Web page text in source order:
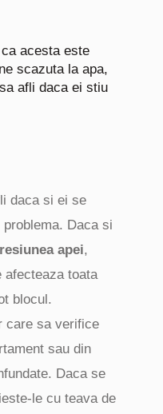
acesta este
scazuta la apa,
afli daca ei stiu
daca si ei se
Daca si
apei,
afecteaza toata
blocul.
care sa verifice
sau din
Daca se
le cu teava de